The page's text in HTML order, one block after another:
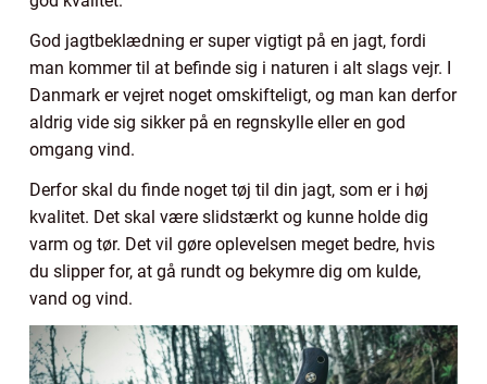
God jagtbeklædning er super vigtigt på en jagt, fordi
man kommer til at befinde sig i naturen i alt slags vejr. I
Danmark er vejret noget omskifteligt, og man kan derfor
aldrig vide sig sikker på en regnskylle eller en god
omgang vind.
Derfor skal du finde noget tøj til din jagt, som er i høj
kvalitet. Det skal være slidstærkt og kunne holde dig
varm og tør. Det vil gøre oplevelsen meget bedre, hvis
du slipper for, at gå rundt og bekymre dig om kulde,
vand og vind.